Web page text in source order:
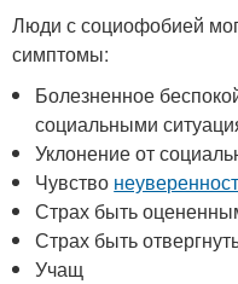
Люди с социофобией
симптомы:
Болезненное
социальными
Уклонение от
Чувство
Страх быть
Страх быть
Учащ